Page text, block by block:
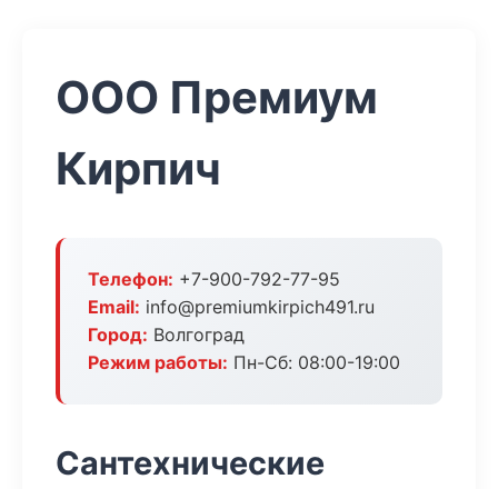
ООО Премиум
Кирпич
Телефон: +7-900-792-77-95
Email: info@premiumkirpich491.ru
Город: Волгоград
Режим работы: Пн-Сб: 08:00-19:00
Сантехнические